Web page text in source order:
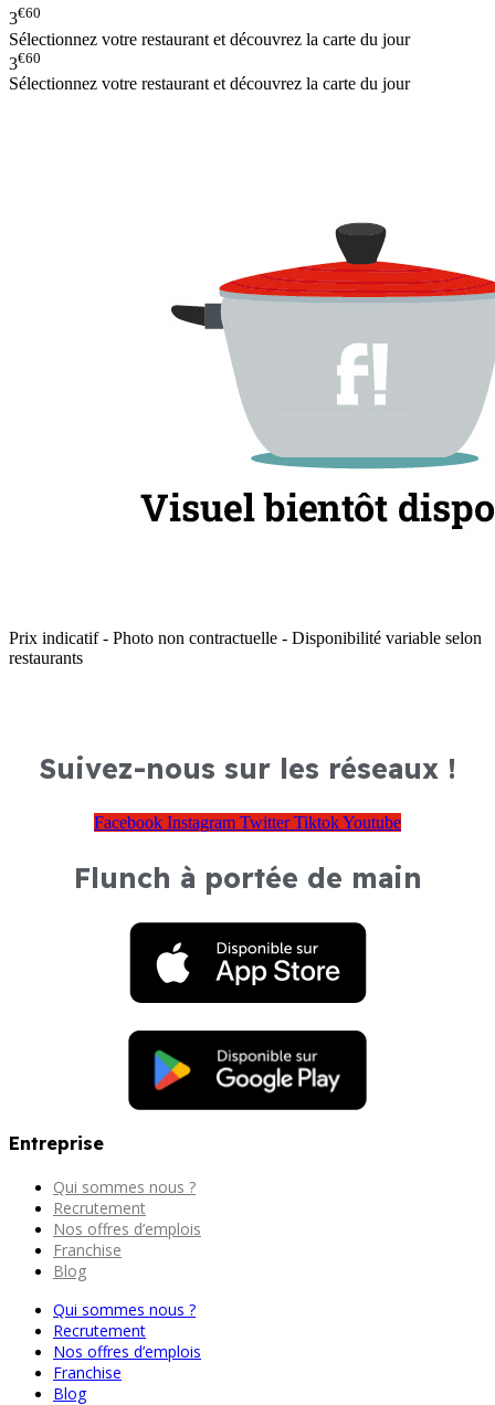
3€60
Sélectionnez votre restaurant et découvrez la carte du jour
3€60
Sélectionnez votre restaurant et découvrez la carte du jour
Prix indicatif - Photo non contractuelle - Disponibilité variable selon
restaurants
Suivez-nous sur les réseaux !
Facebook Instagram Twitter TiktokYoutube
Flunch à portée de main
Entreprise
Qui sommes nous ?
Recrutement
Nos offres d’emplois
Franchise
Blog
Qui sommes nous ?
Recrutement
Nos offres d’emplois
Franchise
Blog